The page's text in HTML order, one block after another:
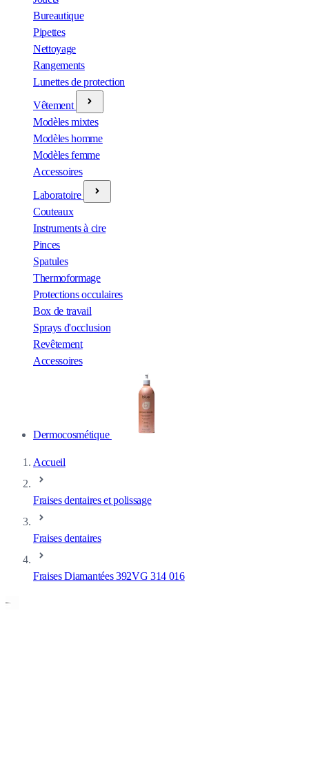
Bureautique
Pipettes
Nettoyage
Rangements
Lunettes de protection
Vêtement
Modèles mixtes
Modèles homme
Modèles femme
Accessoires
Laboratoire
Couteaux
Instruments à cire
Pinces
Spatules
Thermoformage
Protections occulaires
Box de travail
Sprays d'occlusion
Revêtement
Accessoires
Dermocosmétique
Accueil
Fraises dentaires et polissage
Fraises dentaires
Fraises Diamantées 392VG 314 016